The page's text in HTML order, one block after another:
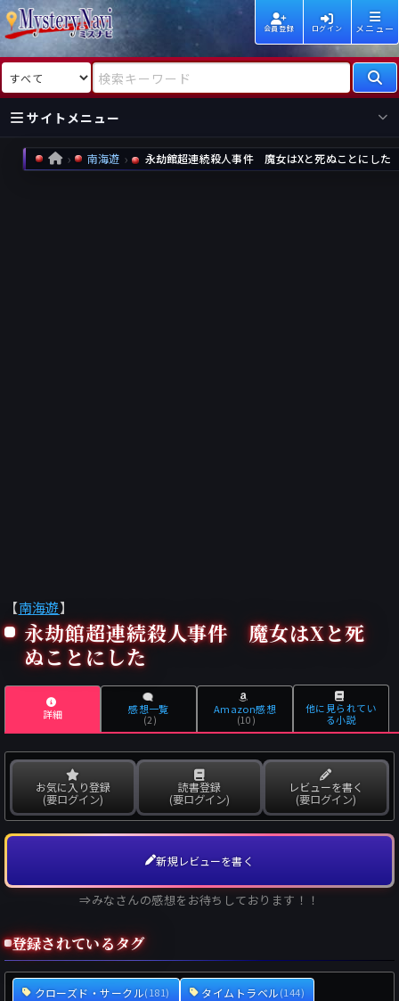
会員登録 ログイン メニュー
検索対象 検索キーワード
サイトメニュー
国内
海外
新着
新刊
HOME 南海遊 永劫館超連続殺人事件 魔女はXと死ぬことにした
【南海遊】
永劫館超連続殺人事件 魔女はXと死
ぬことにした
詳細 感想一覧
(2)
Amazon感想
(10)
他に見られてい
る小説
お気に入り登録
(要ログイン)
読書登録
(要ログイン)
レビューを書く
(要ログイン)
新規レビューを書く
⇒みなさんの感想をお待ちしております！！
登録されているタグ
クローズド・サークル(181) タイムトラベル(144)